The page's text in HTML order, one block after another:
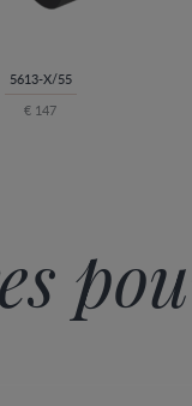
5613-X/55
€ 147